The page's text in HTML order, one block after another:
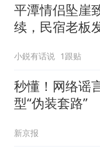
平潭情侣坠崖
续，民宿老板
情
小鋭有话说 1跟贴
秒懂！网络谣
型“伪装套路”
新京报